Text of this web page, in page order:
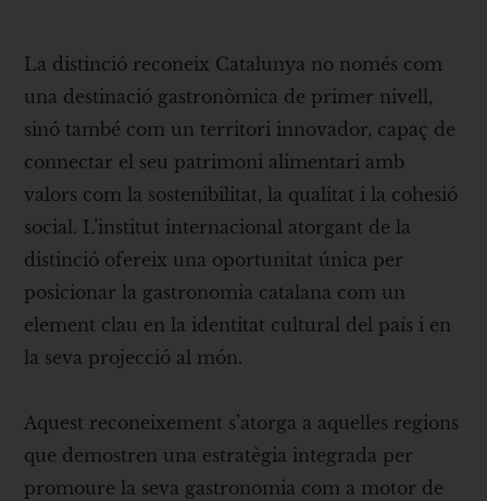
La distinció reconeix Catalunya no només com
una destinació gastronòmica de primer nivell,
sinó també com un territori innovador, capaç de
connectar el seu patrimoni alimentari amb
valors com la sostenibilitat, la qualitat i la cohesió
social. L’institut internacional atorgant de la
distinció ofereix una oportunitat única per
posicionar la gastronomia catalana com un
element clau en la identitat cultural del país i en
la seva projecció al món.
Aquest reconeixement s’atorga a aquelles regions
que demostren una estratègia integrada per
promoure la seva gastronomia com a motor de